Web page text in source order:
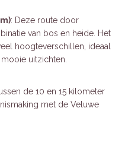
: Deze route door
van bos en heide. Het
hoogteverschillen, ideaal
uitzichten.
de 10 en 15 kilometer
met de Veluwe